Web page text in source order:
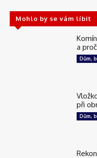
Mohlo by se vám líbit
a
Dům,
při
Dům,